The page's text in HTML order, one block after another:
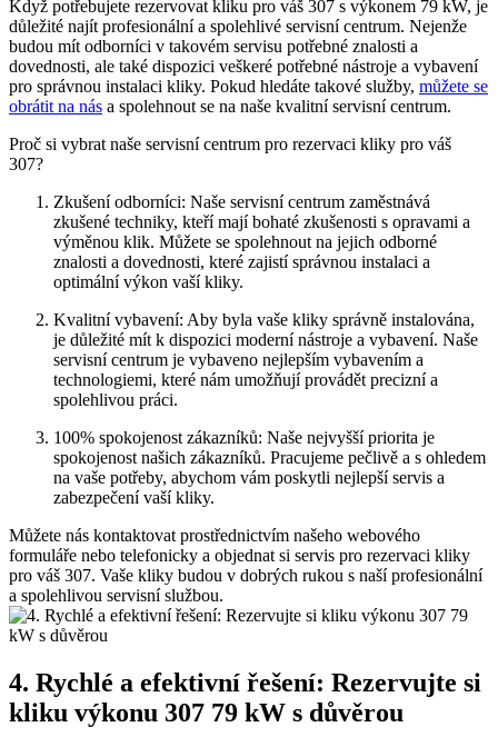
Když potřebujete rezervovat kliku pro váš 307‌ s výkonem 79 ⁣kW, je
důležité najít⁤ profesionální a spolehlivé servisní centrum. Nejenže
budou mít odborníci⁣ v takovém⁣ servisu⁢ potřebné znalosti a
dovednosti,⁣ ale také ‍dispozici veškeré potřebné nástroje⁣ a vybavení ​
pro⁤ správnou instalaci kliky. Pokud hledáte takové‍ služby, můžete se
obrátit na nás a spolehnout‌ se na naše ​kvalitní servisní ‌centrum.
Proč si vybrat naše servisní centrum pro rezervaci kliky pro váš
‍307?
Zkušení odborníci:⁣ Naše servisní centrum zaměstnává⁢
zkušené techniky, ​kteří mají bohaté​ zkušenosti s ⁤opravami a
výměnou klik. Můžete ⁣se spolehnout na ⁢jejich odborné‌
znalosti a dovednosti, ⁣které zajistí ⁤správnou instalaci a‌
optimální výkon vaší ‌kliky.
Kvalitní vybavení:‍ Aby byla ‍vaše kliky⁤ správně‌ instalována,‍
je ⁢důležité ‌mít‍ k dispozici moderní nástroje ‍a vybavení. Naše
servisní centrum ⁤je vybaveno nejlepším‌ vybavením a
technologiemi, které nám umožňují provádět precizní a
spolehlivou práci.
100% spokojenost zákazníků: Naše ⁣nejvyšší priorita⁤ je
spokojenost našich zákazníků. Pracujeme pečlivě a ⁢s‍ ohledem​
na vaše ⁣potřeby,⁤ abychom vám poskytli nejlepší servis a
zabezpečení vaší kliky.
Můžete nás kontaktovat prostřednictvím našeho ⁢webového
formuláře nebo⁢ telefonicky a objednat si ⁤servis pro‍ rezervaci kliky
pro váš 307.​ Vaše kliky budou v dobrých⁤ rukou s ⁤naší⁤ profesionální
a spolehlivou servisní službou.
4. ‍Rychlé⁢ a efektivní řešení: Rezervujte si
kliku výkonu 307 79 kW s důvěrou